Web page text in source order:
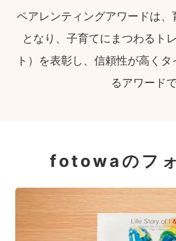
ペアレンティングアワードは
となり、子育てにまつわるト
ト）を表彰し、信頼性が高く
るアワードで
fotowaのフ